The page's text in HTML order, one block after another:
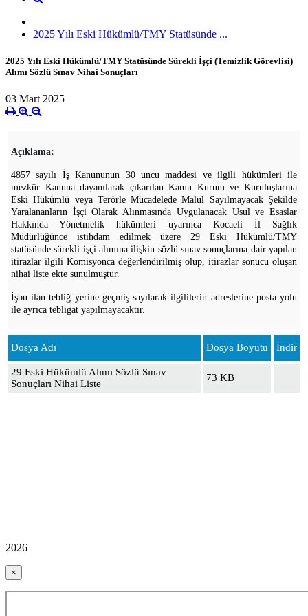
2025 Yılı Eski Hükümlü/TMY Statüsünde ...
2025 Yılı Eski Hükümlü/TMY Statüsünde Sürekli İşçi (Temizlik Görevlisi)
Alımı Sözlü Sınav Nihai Sonuçları
03 Mart 2025
Açıklama:
4857 sayılı İş Kanununun 30 uncu maddesi ve ilgili hükümleri ile
mezkûr Kanuna dayanılarak çıkarılan Kamu Kurum ve Kuruluşlarına
Eski Hükümlü veya Terörle Mücadelede Malul Sayılmayacak Şekilde
Yaralananların İşçi Olarak Alınmasında Uygulanacak Usul ve Esaslar
Hakkında Yönetmelik hükümleri uyarınca Kocaeli İl Sağlık
Müdürlüğünce istihdam edilmek üzere 29 Eski Hükümlü/TMY
statüsünde sürekli işçi alımına ilişkin sözlü sınav sonuçlarına dair yapılan
itirazlar ilgili Komisyonca değerlendirilmiş olup, itirazlar sonucu oluşan
nihai liste ekte sunulmuştur.
İşbu ilan tebliğ yerine geçmiş sayılarak ilgililerin adreslerine posta yolu
ile ayrıca tebligat yapılmayacaktır.
Dosya Adı Dosya Boyutu İndir
29 Eski Hükümlü Alımı Sözlü Sınav
Sonuçları Nihai Liste
73 KB
2026
×